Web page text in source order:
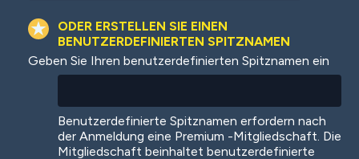
Colorful
ODER ERSTELLEN SIE EINEN
BENUTZERDEFINIERTEN SPITZNAMEN
Geben Sie Ihren benutzerdefinierten Spitznamen ein
Benutzerdefinierte Spitznamen erfordern nach
der Anmeldung eine Premium -Mitgliedschaft. Die
Mitgliedschaft beinhaltet benutzerdefinierte